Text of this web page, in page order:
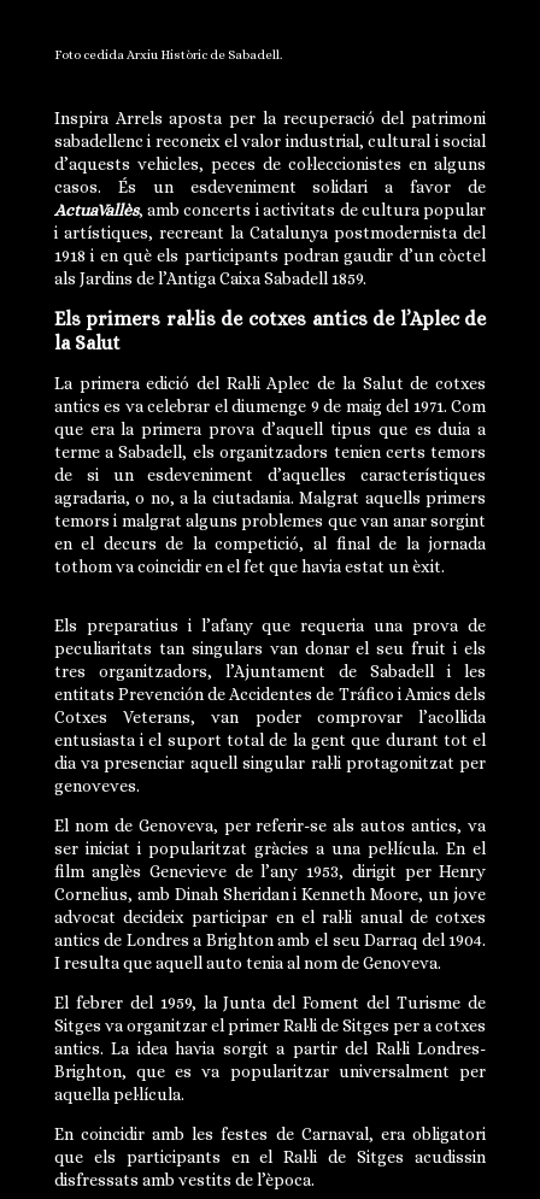
Foto cedida Arxiu Històric de Sabadell.
Inspira Arrels aposta per la recuperació del patrimoni
sabadellenc i reconeix el valor industrial, cultural i social
d’aquests vehicles, peces de col·leccionistes en alguns
casos. És un esdeveniment solidari a favor de
ActuaVallès, amb concerts i activitats de cultura popular
i artístiques, recreant la Catalunya postmodernista del
1918 i en què els participants podran gaudir d’un còctel
als Jardins de l’Antiga Caixa Sabadell 1859.
Els primers ral·lis de cotxes antics de l’Aplec de
la Salut
La primera edició del Ral·li Aplec de la Salut de cotxes
antics es va celebrar el diumenge 9 de maig del 1971. Com
que era la primera prova d’aquell tipus que es duia a
terme a Sabadell, els organitzadors tenien certs temors
de si un esdeveniment d’aquelles característiques
agradaria, o no, a la ciutadania. Malgrat aquells primers
temors i malgrat alguns problemes que van anar sorgint
en el decurs de la competició, al final de la jornada
tothom va coincidir en el fet que havia estat un èxit.
Els preparatius i l’afany que requeria una prova de
peculiaritats tan singulars van donar el seu fruit i els
tres organitzadors, l’Ajuntament de Sabadell i les
entitats Prevención de Accidentes de Tráfico i Amics dels
Cotxes Veterans, van poder comprovar l’acollida
entusiasta i el suport total de la gent que durant tot el
dia va presenciar aquell singular ral·li protagonitzat per
genoveves.
El nom de Genoveva, per referir-se als autos antics, va
ser iniciat i popularitzat gràcies a una pel·lícula. En el
film anglès Genevieve de l’any 1953, dirigit per Henry
Cornelius, amb Dinah Sheridan i Kenneth Moore, un jove
advocat decideix participar en el ral·li anual de cotxes
antics de Londres a Brighton amb el seu Darraq del 1904.
I resulta que aquell auto tenia al nom de Genoveva.
El febrer del 1959, la Junta del Foment del Turisme de
Sitges va organitzar el primer Ral·li de Sitges per a cotxes
antics. La idea havia sorgit a partir del Ral·li Londres-
Brighton, que es va popularitzar universalment per
aquella pel·lícula.
En coincidir amb les festes de Carnaval, era obligatori
que els participants en el Ral·li de Sitges acudissin
disfressats amb vestits de l’època.